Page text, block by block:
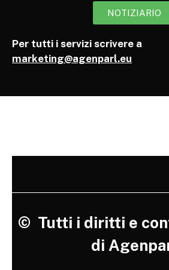
NOTIZIARIO
Per tutti i servizi scrivere a
marketing@agenparl.eu
© Tutti i diritti e
di